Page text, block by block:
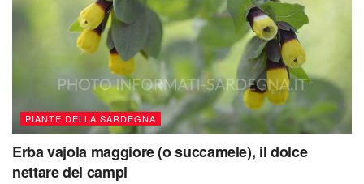
PIANTE DELLA SARDEGNA
Erba vajola maggiore (o succamele), il dolce
nettare dei campi